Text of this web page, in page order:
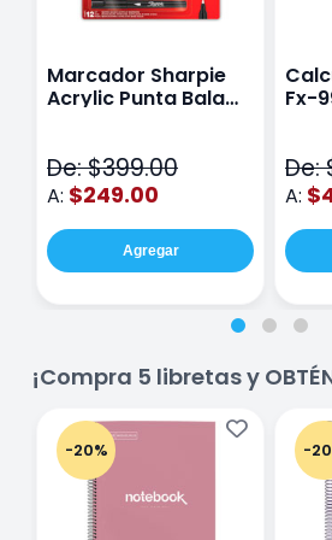
Marcador Sharpie
Acrylic Punta Bala
De: $399.00
A: $249.00
Agregar
Fx-
De:
A:
¡Compra 5 libretas y OBTÉN
-20% -